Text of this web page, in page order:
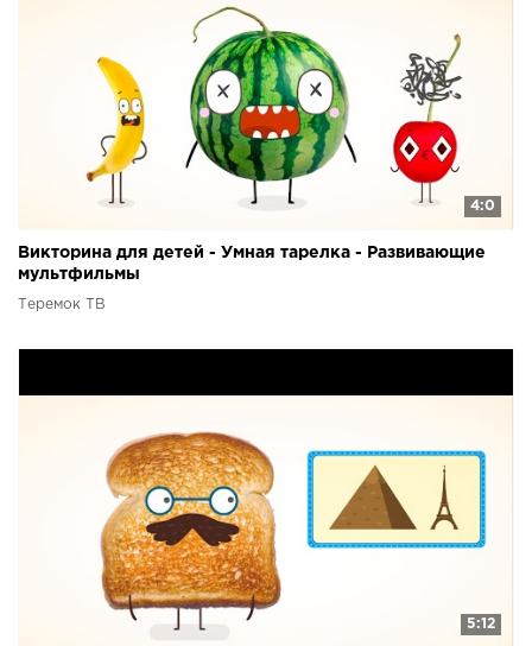
4:0
Викторина для детей - Умная тарелка - Развивающие
мультфильмы
Теремок ТВ
5:12